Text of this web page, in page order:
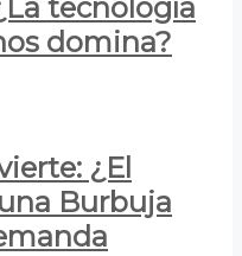
tecnología
domina?
¿El
Burbuja